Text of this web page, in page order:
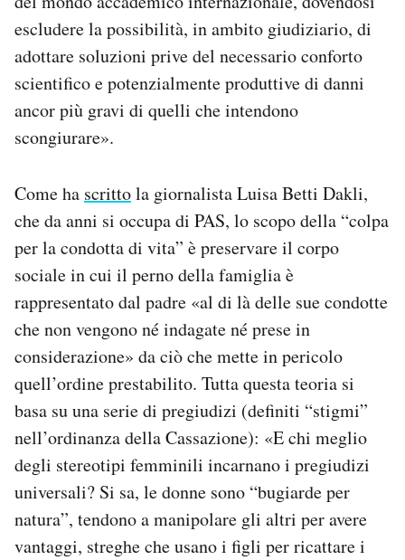
escludere la possibilità, in ambito giudiziario, di
adottare soluzioni prive del necessario conforto
scientifico e potenzialmente produttive di danni
ancor più gravi di quelli che intendono
scongiurare».
Come ha scrittola giornalista Luisa Betti Dakli,
che da anni si occupa di PAS, lo scopo della “colpa
per la condotta di vita” è preservare il corpo
sociale in cui il perno della famiglia è
rappresentato dal padre «al di là delle sue condotte
che non vengono né indagate né prese in
considerazione» da ciò che mette in pericolo
quell’ordine prestabilito. Tutta questa teoria si
basa su una serie di pregiudizi (definiti “stigmi”
nell’ordinanza della Cassazione): «E chi meglio
degli stereotipi femminili incarnano i pregiudizi
universali? Si sa, le donne sono “bugiarde per
natura”, tendono a manipolare gli altri per avere
vantaggi, streghe che usano i figli per ricattare i